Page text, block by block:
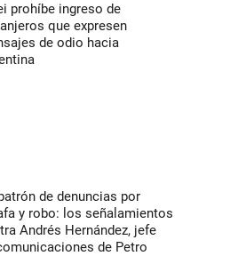
prohíbe ingreso de
que expresen
de odio hacia
de denuncias por
y robo: los señalamientos
Andrés Hernández, jefe
de Petro